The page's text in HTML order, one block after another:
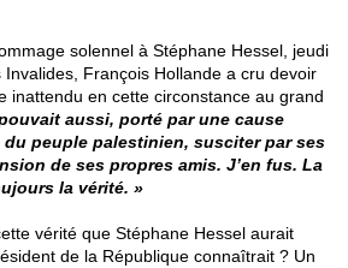
solennel à Stéphane Hessel, jeudi
François Hollande a cru devoir
inattendu en cette circonstance au grand
aussi, porté par une cause
du peuple palestinien, susciter par ses
de ses propres amis. J’en fus. La
la vérité. »
vérité que Stéphane Hessel aurait
de la République connaîtrait ? Un